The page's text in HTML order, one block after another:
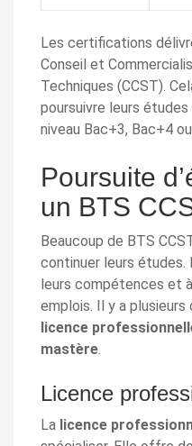
Les certifications
Conseil et
Techniques (CCST).
poursuivre leurs
niveau Bac+3, Bac+4
Poursuite
un BTS
Beaucoup de BTS
continuer leurs études.
leurs compétences et
emplois. Il y a plusieurs
licence
mastère.
Licence
La licence